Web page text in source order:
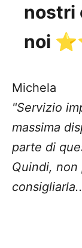
nostri
noi
Michela
"Servizio
massima
parte di
Quindi, non